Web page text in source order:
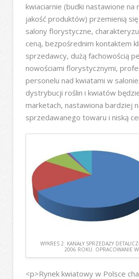
kwiaciarnie (budki nastawione na
jakość produktów) przemienią
salony florystyczne,
ceną, bezpośrednim kontaktem
sprzedawcy, dużą fachowością
nowościami florystycznymi,
personelu nad kwiatami w
dystrybucji roślin i kwiatów
marketach, nastawiona bardziej
sprzedawanego towaru i niską
WYKRES 2: KANAŁY SPRZEDAŻY
2006 ROKU. OPRACOWANIE
<p>Rynek kwiatowy w Polsce